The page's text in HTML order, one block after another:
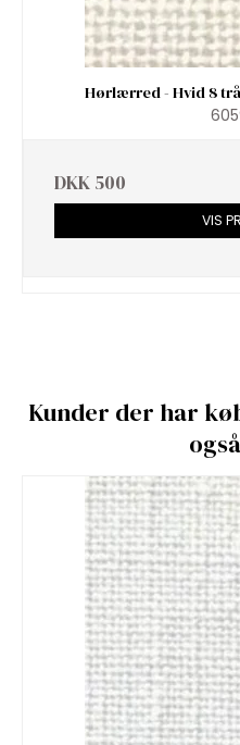
Hørlærred - Hvid 8
DKK 500
VIS
Kunder der har